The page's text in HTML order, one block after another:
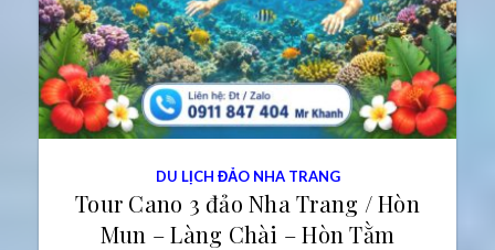
DU LỊCH ĐẢO NHA TRANG
Tour Cano 3 đảo Nha Trang / Hòn
Mun – Làng Chài – Hòn Tằm